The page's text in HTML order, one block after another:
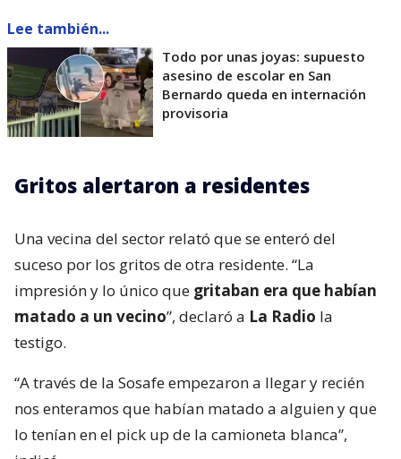
Lee también...
Todo por unas joyas: supuesto
asesino de escolar en San
Bernardo queda en internación
provisoria
Gritos alertaron a residentes
Una vecina del sector relató que se enteró del
suceso por los gritos de otra residente. “La
impresión y lo único que gritaban era que habían
matado a un vecino”, declaró a La Radio la
testigo.
“A través de la Sosafe empezaron a llegar y recién
nos enteramos que habían matado a alguien y que
lo tenían en el pick up de la camioneta blanca”,